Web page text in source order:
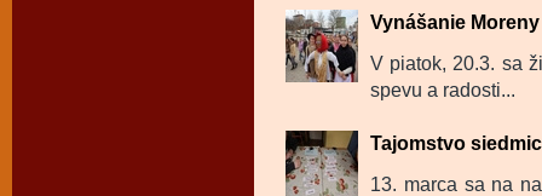
Vynášanie
V piatok, 20.3. sa
spevu a radosti...
Tajomstvo
13. marca sa na